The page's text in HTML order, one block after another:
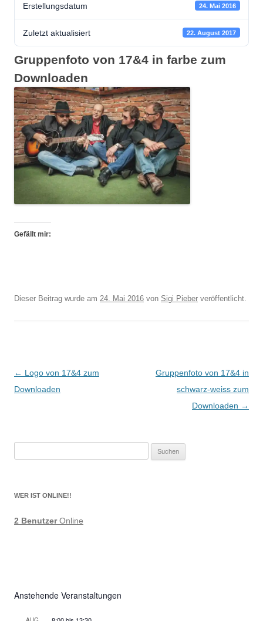
Erstellungsdatum 24. Mai 2016
Zuletzt aktualisiert 22. August 2017
Gruppenfoto von 17&4 in farbe zum
Downloaden
Gefällt mir:
Dieser Beitrag wurde am 24. Mai 2016 von Sigi Pieber veröffentlicht.
Beitragsnavigation
← Logo von 17&4 zum
Downloaden
Gruppenfoto von 17&4 in
schwarz-weiss zum
Downloaden →
nach:
WER IST ONLINE!!
2 BenutzerOnline
Anstehende Veranstaltungen